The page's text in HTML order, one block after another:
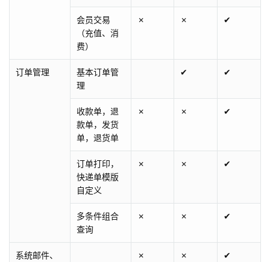
会员交易
（充值、消
费）
✗ ✗ ✔
订单管理
基本订单管
理
✔ ✔
收款单，退
款单，发货
单，退货单
✗ ✗ ✔
订单打印，
快递单模版
自定义
✗ ✗ ✔
多条件组合
查询
✗ ✗ ✔
系统邮件、
✗ ✗ ✔